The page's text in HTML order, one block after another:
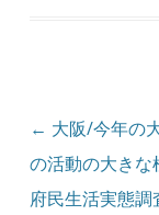
投稿ナビゲーシ
← 大阪/今年の
の活動の大きな
府民生活実態調